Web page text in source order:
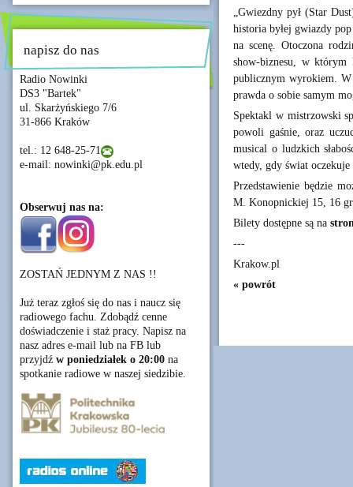
napisz do nas
Radio Nowinki
DS3 "Bartek"
ul. Skarżyńskiego 7/6
31-866 Kraków
tel.: 12 648-25-71
e-mail: nowinki@pk.edu.pl
Obserwuj nas na:
ZOSTAŃ JEDNYM Z NAS !!
Już teraz zgłoś się do nas i naucz się
radiowego fachu. Zdobądź cenne
doświadczenie i staż pracy. Napisz na
nasz adres e-mail lub na FB lub
przyjdź w poniedziałek o 20:00 na
spotkanie radiowe w naszej siedzibie.
„Gwiezdny pył (Star
historia byłej gwiazdy
na scenę. Otoczona
show-biznesu, w którym
publicznym wyrokiem.
prawda o sobie samym
Spektakl w mistrzowski
powoli gaśnie, oraz
musical o ludzkich
wtedy, gdy świat oczekuje
Przedstawienie będzie
M. Konopnickiej 15, 16
Bilety dostępne są na
---
Krakow.pl
« powrót